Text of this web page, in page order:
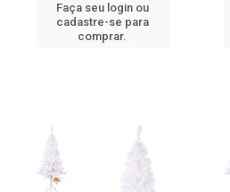
Faça seu login ou
cadastre-se para
comprar.